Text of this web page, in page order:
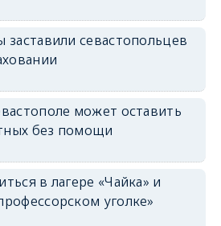
севастопольцев
может оставить
без помощи
в лагере «Чайка» и
уголке»